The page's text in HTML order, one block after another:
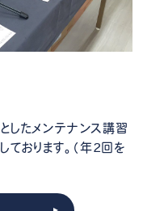
したメンテナンス講習
ております。（年2回を